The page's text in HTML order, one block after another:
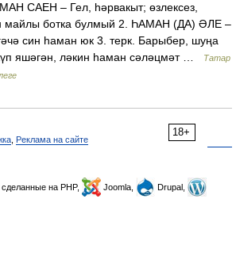
САЕН – Гел, һәрвакыт; өзлексез,
майлы ботка булмый 2. ҺАМАН (ДА) ӘЛЕ –
син һаман юк 3. терк. Барыбер, шуңа
яшәгән, ләкин һаман сәләцмәт …
Татар
18+
Реклама на сайте
, сделанные на PHP, Joomla,
Drupal,